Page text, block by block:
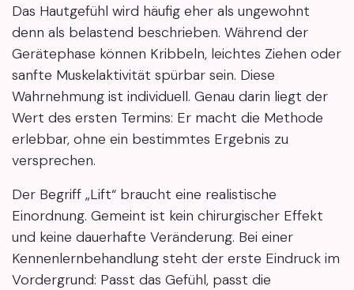
Das Hautgefühl wird häufig eher als ungewohnt
denn als belastend beschrieben. Während der
Gerätephase können Kribbeln, leichtes Ziehen oder
sanfte Muskelaktivität spürbar sein. Diese
Wahrnehmung ist individuell. Genau darin liegt der
Wert des ersten Termins: Er macht die Methode
erlebbar, ohne ein bestimmtes Ergebnis zu
versprechen.
Der Begriff „Lift“ braucht eine realistische
Einordnung. Gemeint ist kein chirurgischer Effekt
und keine dauerhafte Veränderung. Bei einer
Kennenlernbehandlung steht der erste Eindruck im
Vordergrund: Passt das Gefühl, passt die